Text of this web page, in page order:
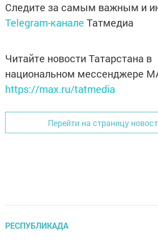
Следите за самым важным и
Telegram-канале Татмедиа
Читайте новости Татарстана в
национальном мессенджере
https://max.ru/tatmedia
Перейти на страницу
РЕСПУБЛИКАДА